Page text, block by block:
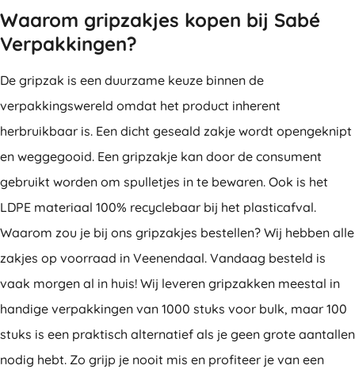
Waarom gripzakjes kopen bij Sabé
Verpakkingen?
De gripzak is een duurzame keuze binnen de
verpakkingswereld omdat het product inherent
herbruikbaar is. Een dicht geseald zakje wordt opengeknipt
en weggegooid. Een gripzakje kan door de consument
gebruikt worden om spulletjes in te bewaren. Ook is het
LDPE materiaal 100% recyclebaar bij het plasticafval.
Waarom zou je bij ons gripzakjes bestellen? Wij hebben alle
zakjes op voorraad in Veenendaal. Vandaag besteld is
vaak morgen al in huis! Wij leveren gripzakken meestal in
handige verpakkingen van 1000 stuks voor bulk, maar 100
stuks is een praktisch alternatief als je geen grote aantallen
nodig hebt. Zo grijp je nooit mis en profiteer je van een